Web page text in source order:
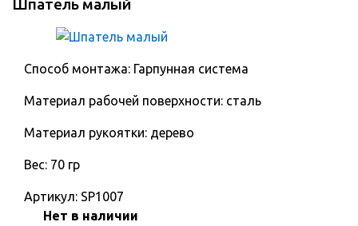
Шпатель малый
Способ монтажа: Гарпунная система
Материал рабочей поверхности: сталь
Материал рукоятки: дерево
Вес: 70 гр
Артикул: SP1007
Нет в наличии